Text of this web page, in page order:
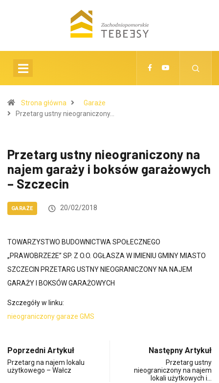
Strona główna
Garaże
Przetarg ustny nieograniczony…
Przetarg ustny nieograniczony na
najem garaży i boksów garażowych
– Szczecin
GARAŻE 20/02/2018
TOWARZYSTWO BUDOWNICTWA SPOŁECZNEGO
„PRAWOBRZEŻE” SP. Z O.O. OGŁASZA W IMIENIU GMINY MIASTO
SZCZECIN PRZETARG USTNY NIEOGRANICZONY NA NAJEM
GARAŻY I BOKSÓW GARAŻOWYCH
Szczegóły w linku:
nieograniczony garaze GMS
Poprzedni Artykuł
Przetarg na najem lokalu
użytkowego – Wałcz
Następny Artykuł
Przetarg ustny
nieograniczony na najem
lokali użytkowych i…